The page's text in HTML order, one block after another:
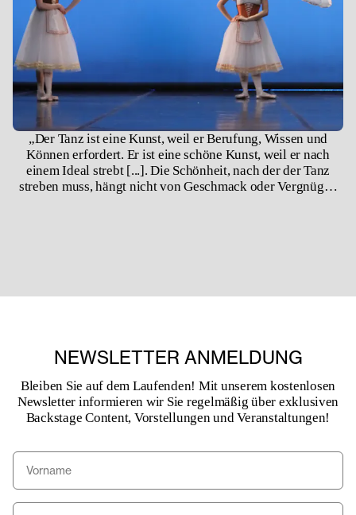
„Der Tanz ist eine Kunst, weil er Berufung, Wissen und
Können erfordert. Er ist eine schöne Kunst, weil er nach
einem Ideal strebt [...]. Die Schönheit, nach der der Tanz
streben muss, hängt nicht von Geschmack oder Vergnügen
NEWSLETTER ANMELDUNG
Bleiben Sie auf dem Laufenden! Mit unserem kostenlosen
Newsletter informieren wir Sie regelmäßig über exklusiven
Backstage Content, Vorstellungen und Veranstaltungen!